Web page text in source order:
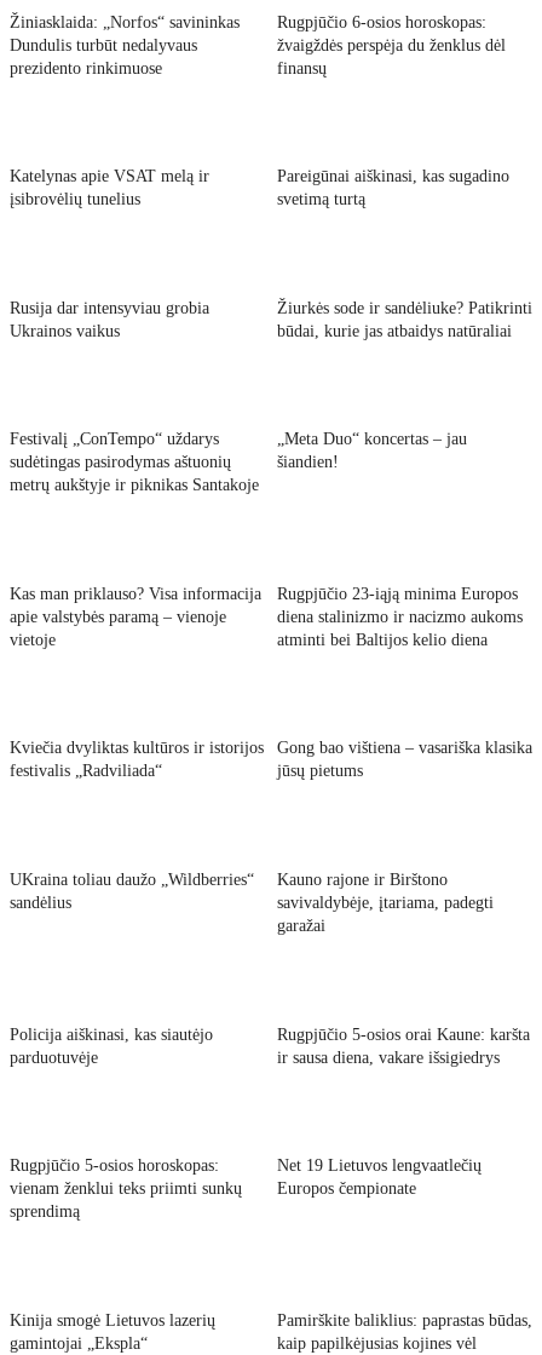
Žiniasklaida: „Norfos“ savininkas
Dundulis turbūt nedalyvaus
prezidento rinkimuose
Rugpjūčio 6-osios horoskopas:
žvaigždės perspėja du ženklus dėl
finansų
Katelynas apie VSAT melą ir
įsibrovėlių tunelius
Pareigūnai aiškinasi, kas sugadino
svetimą turtą
Rusija dar intensyviau grobia
Ukrainos vaikus
Žiurkės sode ir sandėliuke? Patikrinti
būdai, kurie jas atbaidys natūraliai
Festivalį „ConTempo“ uždarys
sudėtingas pasirodymas aštuonių
metrų aukštyje ir piknikas Santakoje
„Meta Duo“ koncertas – jau
šiandien!
Kas man priklauso? Visa informacija
apie valstybės paramą – vienoje
vietoje
Rugpjūčio 23-iąją minima Europos
diena stalinizmo ir nacizmo aukoms
atminti bei Baltijos kelio diena
Kviečia dvyliktas kultūros ir istorijos
festivalis „Radviliada“
Gong bao vištiena – vasariška klasika
jūsų pietums
UKraina toliau daužo „Wildberries“
sandėlius
Kauno rajone ir Birštono
savivaldybėje, įtariama, padegti
garažai
Policija aiškinasi, kas siautėjo
parduotuvėje
Rugpjūčio 5-osios orai Kaune: karšta
ir sausa diena, vakare išsigiedrys
Rugpjūčio 5-osios horoskopas:
vienam ženklui teks priimti sunkų
sprendimą
Net 19 Lietuvos lengvaatlečių
Europos čempionate
Kinija smogė Lietuvos lazerių
gamintojai „Ekspla“
Pamirškite baliklius: paprastas būdas,
kaip papilkėjusias kojines vėl